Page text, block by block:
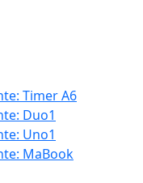
Timer A6
Duo1
Uno1
MaBook